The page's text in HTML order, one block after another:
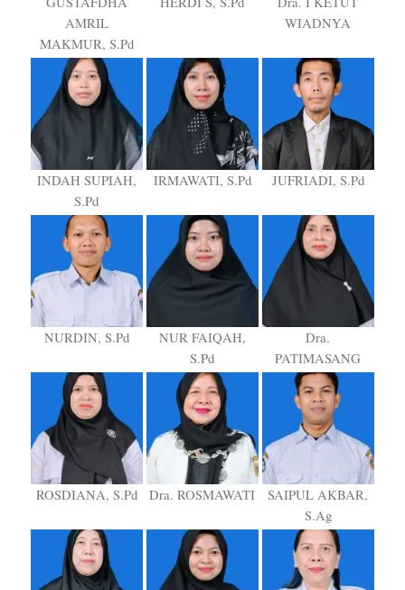
AMRIL
MAKMUR, S.Pd
WIADNYA
INDAH SUPIAH,
S.Pd
IRMAWATI, S.Pd JUFRIADI, S.Pd
NURDIN, S.Pd
NUR FAIQAH,
S.Pd
Dra.
PATIMASANG
ROSDIANA, S.Pd Dra. ROSMAWATI
SAIPUL AKBAR,
S.Ag